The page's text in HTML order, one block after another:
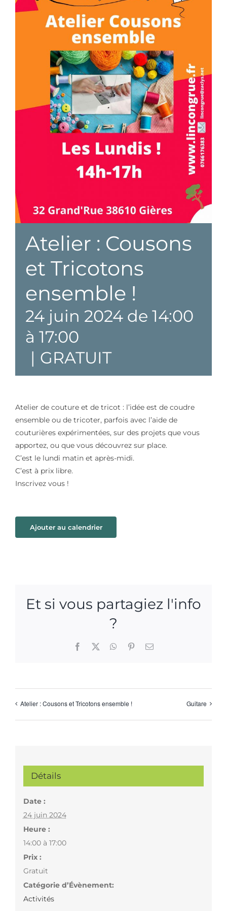
Atelier : Cousons
et Tricotons
ensemble !
24 juin 2024 de 14:00
à 17:00
| GRATUIT
Atelier de couture et de tricot : l’idée est de coudre
ensemble ou de tricoter, parfois avec l’aide de
couturières expérimentées, sur des projets que vous
apportez, ou que vous découvrez sur place.
C’est le lundi matin et après-midi.
C’est à prix libre.
Inscrivez vous !
Ajouter au calendrier
Et si vous partagiez l'info
?
Facebook WhatsApp
PinterestEmail
Atelier : Cousons et Tricotons ensemble ! Guitare
Détails
Date :
24 juin 2024
Heure :
14:00 à 17:00
Prix :
Gratuit
Catégorie d’Évènement:
Activités